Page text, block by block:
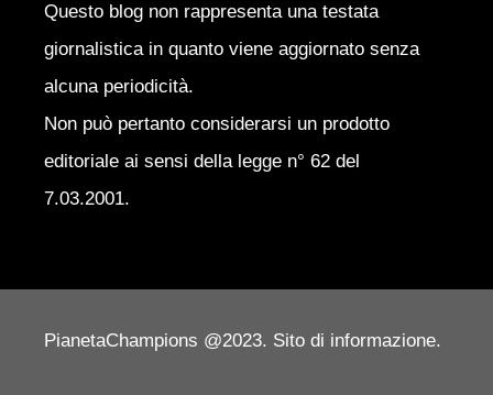
Questo blog non rappresenta una testata
giornalistica in quanto viene aggiornato senza
alcuna periodicità.
Non può pertanto considerarsi un prodotto
editoriale ai sensi della legge n° 62 del
7.03.2001.
PianetaChampions @2023. Sito di informazione.